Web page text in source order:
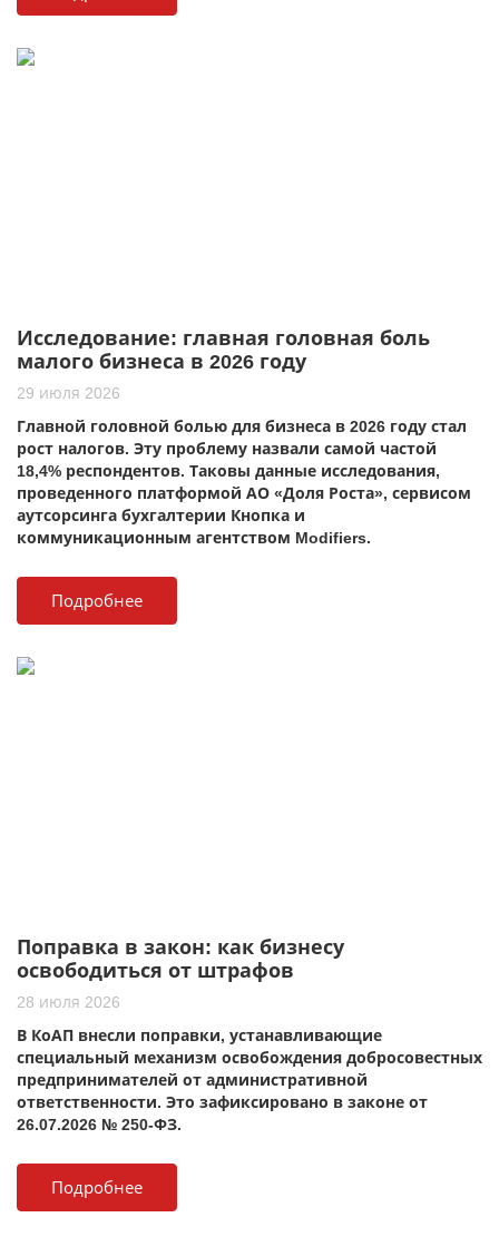
Исследование: главная головная боль
малого бизнеса в 2026 году
29 июля 2026
Главной головной болью для бизнеса в 2026 году стал
рост налогов. Эту проблему назвали самой частой
18,4% респондентов. Таковы данные исследования,
проведенного платформой АО «Доля Роста», сервисом
аутсорсинга бухгалтерии Кнопка и
коммуникационным агентством Modifiers.
Подробнее
Поправка в закон: как бизнесу
освободиться от штрафов
28 июля 2026
В КоАП внесли поправки, устанавливающие
специальный механизм освобождения добросовестных
предпринимателей от административной
ответственности. Это зафиксировано в законе от
26.07.2026 № 250-ФЗ.
Подробнее